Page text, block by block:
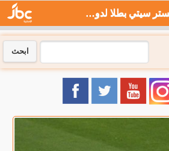
مانشستر سيتي بطلا لدوري أبطال أوروبا بفوزه على إنتر ميلان .. بالفيديو - جي بي سي نيوز
ابحث